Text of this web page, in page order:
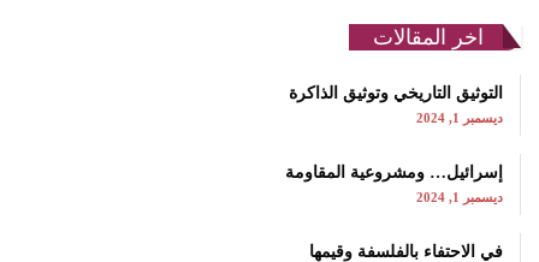
اخر المقالات
التوثيق التاريخي وتوثيق الذاكرة
ديسمبر 1, 2024
إسرائيل… ومشروعية المقاومة
ديسمبر 1, 2024
في الاحتفاء بالفلسفة وقيمها